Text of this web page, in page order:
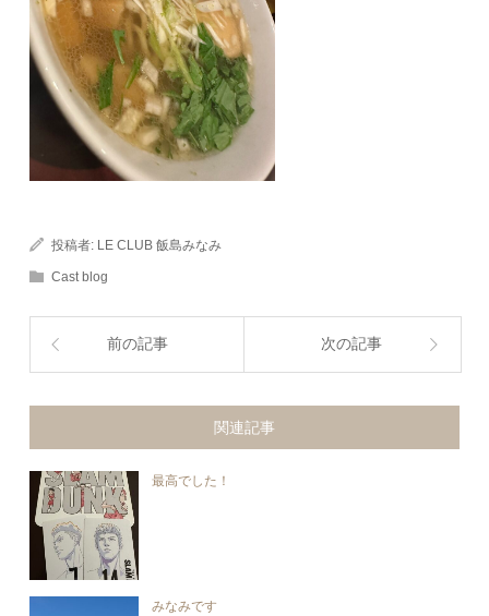
投稿者: LE CLUB 飯島みなみ
Cast blog
前の記事 次の記事
関連記事
最高でした！
みなみです